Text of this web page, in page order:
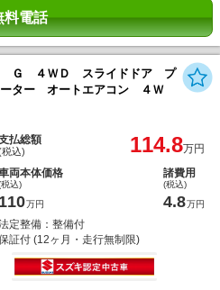
料電話
Ｇ ４ＷＤ スライドドア プ
ター オートエアコン ４Ｗ
払総額
税込) 114.8万円
両本体価格
込)
110万円
諸費用
(税込)
4.8万円
定整備：整備付
証付 (12ヶ月・走行無制限)